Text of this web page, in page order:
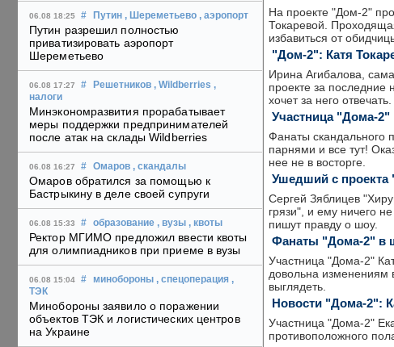
06.08 18:25 # Путин , Шереметьево , аэропорт
Путин разрешил полностью
приватизировать аэропорт
Шереметьево
06.08 17:27 # Решетников , Wildberries ,
налоги
Минэкономразвития прорабатывает
меры поддержки предпринимателей
после атак на склады Wildberries
06.08 16:27 # Омаров , скандалы
Омаров обратился за помощью к
Бастрыкину в деле своей супруги
06.08 15:33 # образование , вузы , квоты
Ректор МГИМО предложил ввести квоты
для олимпиадников при приеме в вузы
06.08 15:04 # минобороны , спецоперация ,
ТЭК
Минобороны заявило о поражении
объектов ТЭК и логистических центров
на Украине
На проекте "Дом-2"
Токаревой.
избавиться от
"Дом-2": Катя
Ирина Агибалова,
проекте за последние
хочет за него отвечать.
Участница "Дома-
Фанаты скандального
парнями и все тут!
нее не в восторге.
Ушедший с проекта
Сергей Зяблицев
грязи", и ему ничего
пишут правду о шоу.
Фанаты "Дома-2" в
Участница "Дома-2"
довольна изменениям
выглядеть.
Новости "Дома-2":
Участница "Дома-2"
противоположного